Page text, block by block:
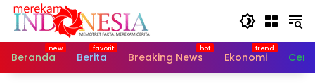
Langsung
Beranda
Berita Breaking News Ekonomi